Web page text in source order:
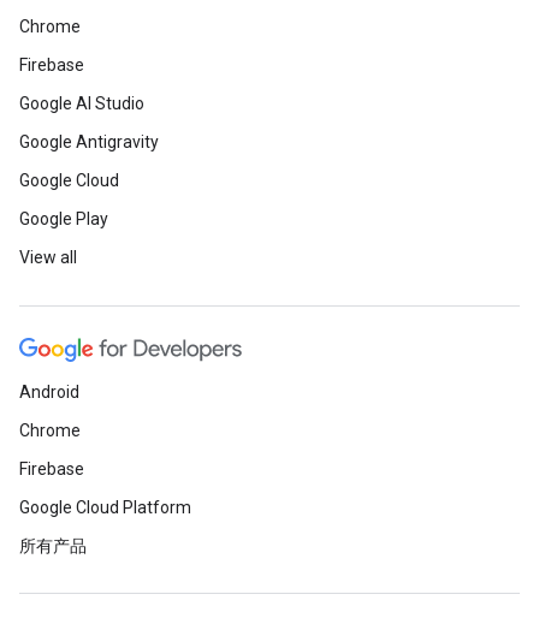
Chrome
Firebase
Google AI Studio
Google Antigravity
Google Cloud
Google Play
View all
Android
Chrome
Firebase
Google Cloud Platform
所有产品